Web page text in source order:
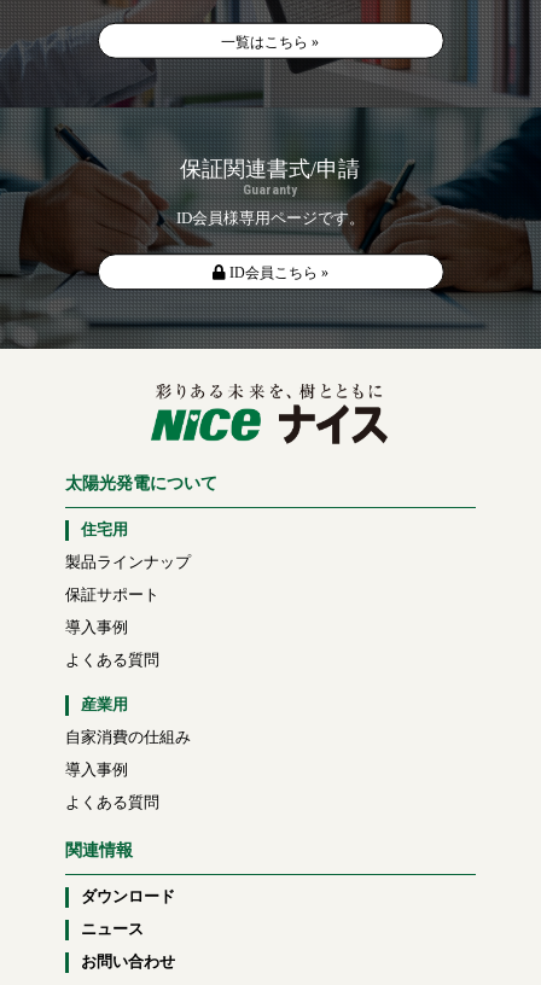
一覧はこちら »
保証関連書式/申請
Guaranty
ID会員様専用ページです。
ID会員こちら »
太陽光発電について
住宅用
製品ラインナップ
保証サポート
導入事例
よくある質問
産業用
自家消費の仕組み
導入事例
よくある質問
関連情報
ダウンロード
ニュース
お問い合わせ